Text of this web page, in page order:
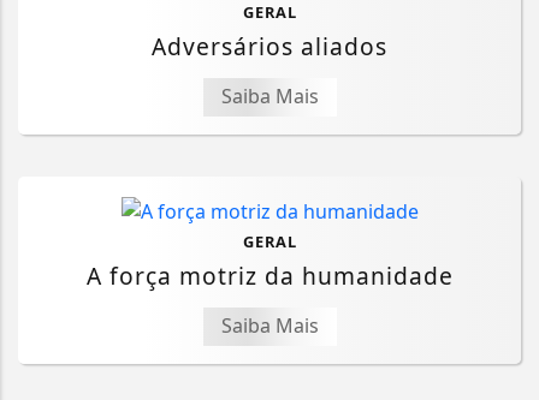
GERAL
Adversários aliados
Saiba Mais
GERAL
A força motriz da humanidade
Saiba Mais